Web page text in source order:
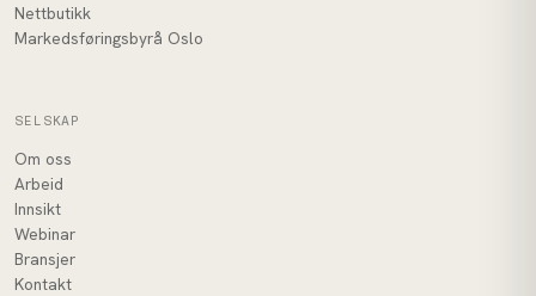
Nettbutikk
Markedsføringsbyrå Oslo
SELSKAP
Om oss
Arbeid
Innsikt
Webinar
Bransjer
Kontakt